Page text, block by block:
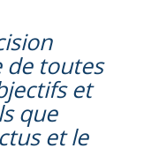
de toutes
et
que
et le